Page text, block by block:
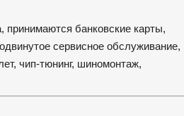
принимаются банковские карты,
сервисное обслуживание,
чип-тюнинг, шиномонтаж,